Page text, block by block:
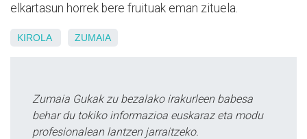
elkartasun horrek bere fruituak eman zituela.
KIROLA ZUMAIA
Zumaia Gukak zu bezalako irakurleen babesa
behar du tokiko informazioa euskaraz eta modu
profesionalean lantzen jarraitzeko.